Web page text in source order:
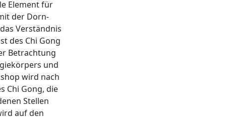
Element für
der Dorn-
Verständnis
des Chi Gong
Betrachtung
und
wird nach
Chi Gong, die
Stellen
auf den